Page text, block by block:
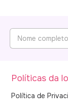
Políticas da
Política de